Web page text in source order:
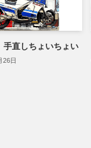
直しちょいちょい
26日